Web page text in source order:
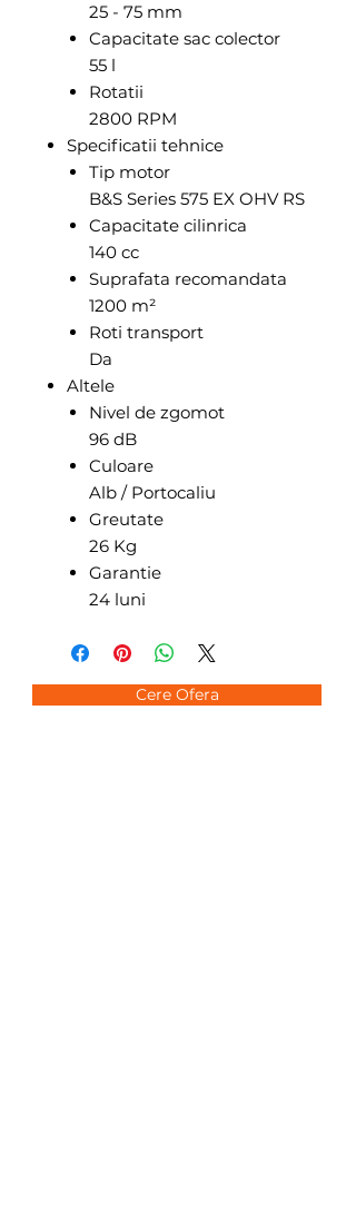
25 - 75 mm
Capacitate sac colector
55 l
Rotatii
2800 RPM
Specificatii tehnice
Tip motor
B&S Series 575 EX OHV RS
Capacitate cilinrica
140 cc
Suprafata recomandata
1200 m²
Roti transport
Da
Altele
Nivel de zgomot
96 dB
Culoare
Alb / Portocaliu
Greutate
26 Kg
Garantie
24 luni
Cere Ofera